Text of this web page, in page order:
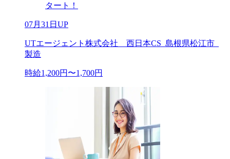
タート！
07月31日UP
UTエージェント株式会社 西日本CS_島根県松江市_
製造
時給1,200円〜1,700円